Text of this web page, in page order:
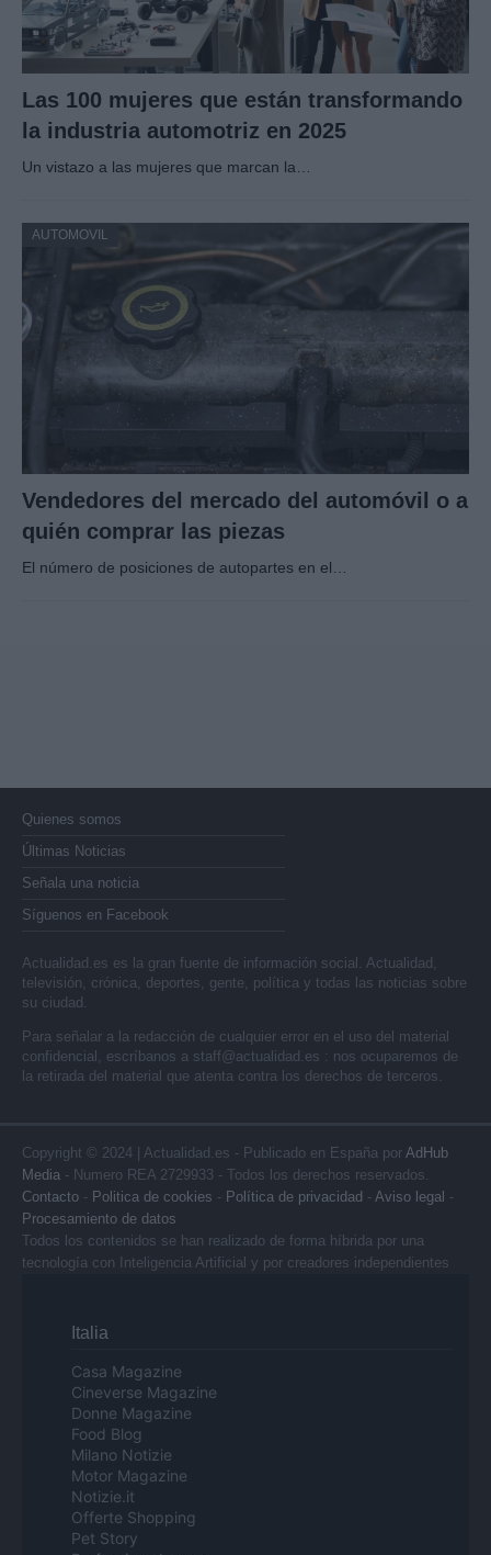
Las 100 mujeres que están transformando
la industria automotriz en 2025
Un vistazo a las mujeres que marcan la…
AUTOMOVIL
Vendedores del mercado del automóvil o a
quién comprar las piezas
El número de posiciones de autopartes en el…
Quienes somos
Últimas Noticias
Señala una noticia
Síguenos en Facebook
Actualidad.es es la gran fuente de información social. Actualidad,
televisión, crónica, deportes, gente, política y todas las noticias sobre
su ciudad.
Para señalar a la redacción de cualquier error en el uso del material
confidencial, escríbanos a staff@actualidad.es : nos ocuparemos de
la retirada del material que atenta contra los derechos de terceros.
Copyright © 2024 | Actualidad.es - Publicado en España por AdHub
Media - Numero REA 2729933 - Todos los derechos reservados.
Contacto - Politica de cookies - Política de privacidad - Aviso legal -
Procesamiento de datos
Todos los contenidos se han realizado de forma híbrida por una
tecnología con Inteligencia Artificial y por creadores independientes
Italia
Casa Magazine
Cineverse Magazine
Donne Magazine
Food Blog
Milano Notizie
Motor Magazine
Notizie.it
Offerte Shopping
Pet Story